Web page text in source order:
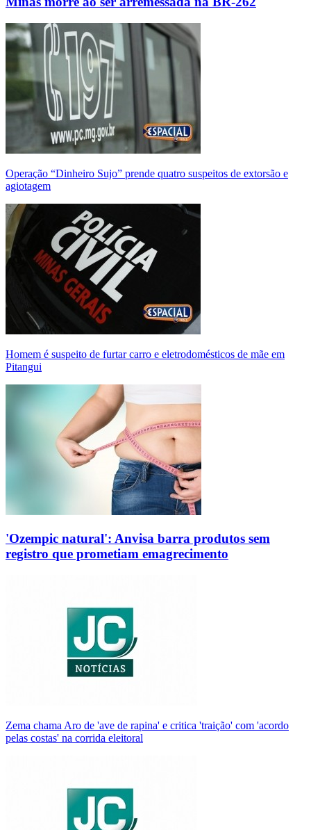
Operação “Dinheiro Sujo” prende quatro suspeitos de extorsão e
agiotagem
Homem é suspeito de furtar carro e eletrodomésticos de mãe em
Pitangui
'Ozempic natural': Anvisa barra produtos sem
registro que prometiam emagrecimento
Zema chama Aro de 'ave de rapina' e critica 'traição' com 'acordo
pelas costas' na corrida eleitoral